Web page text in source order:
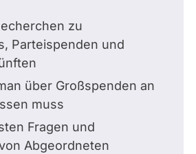
zu
Parteispenden und
über Großspenden an
muss
Fragen und
Abgeordneten